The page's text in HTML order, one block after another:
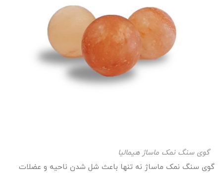
گوی سنگ نمک ماساژ هیمالیا
گوی سنگ نمک ماساژ نه تنها باعث شل شدن ناحیه و عضلات